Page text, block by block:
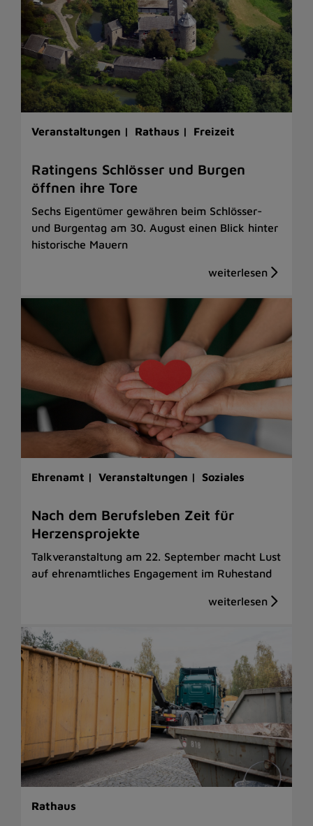
Veranstaltungen | Rathaus | Freizeit
Ratingens Schlösser und Burgen
öffnen ihre Tore
Sechs Eigentümer gewähren beim Schlösser-
und Burgentag am 30. August einen Blick hinter
historische Mauern
Ehrenamt | Veranstaltungen | Soziales
Nach dem Berufsleben Zeit für
Herzensprojekte
Talkveranstaltung am 22. September macht Lust
auf ehrenamtliches Engagement im Ruhestand
Rathaus